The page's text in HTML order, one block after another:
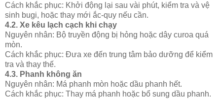
Cách khắc phục: Khởi động lại sau vài phút, kiểm tra và vệ
sinh bugi, hoặc thay mới ắc-quy nếu cần.
4.2. Xe kêu lạch cạch khi chạy
Nguyên nhân: Bộ truyền động bị hỏng hoặc dây curoa quá
mòn.
Cách khắc phục: Đưa xe đến trung tâm bảo dưỡng để kiểm
tra và thay thế.
4.3. Phanh không ăn
Nguyên nhân: Má phanh mòn hoặc dầu phanh hết.
Cách khắc phục: Thay má phanh hoặc bổ sung dầu phanh.